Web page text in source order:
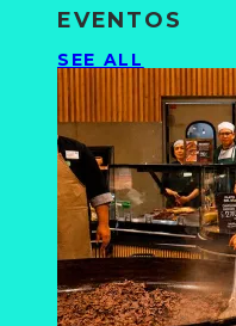
EVENTOS
SEE ALL